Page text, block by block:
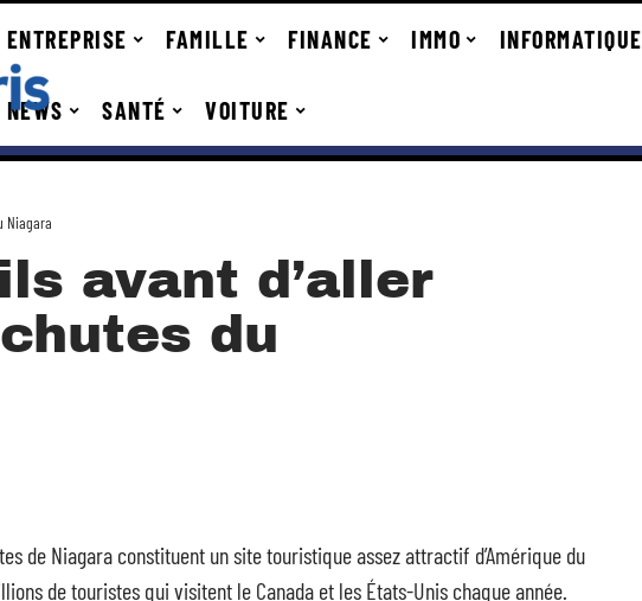
ENTREPRISE FAMILLE FINANCE IMMO INFORMATIQUE
NEWS SANTÉ VOITURE
Niagara
avant d’aller
du
de Niagara constituent un site touristique assez attractif d’Amérique du
de touristes qui visitent le Canada et les États-Unis chaque année.